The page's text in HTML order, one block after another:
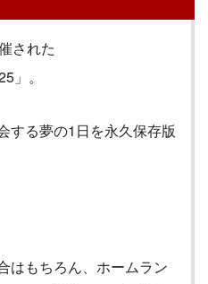
された
」。
する夢の1日を永久保存版
はもちろん、ホームラン